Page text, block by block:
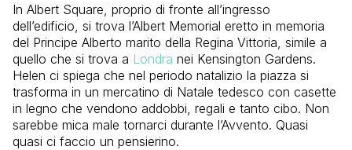
In Albert Square, proprio di fronte all’ingresso
dell’edificio, si trova l’Albert Memorial eretto in memoria
del Principe Alberto marito della Regina Vittoria, simile a
quello che si trova a Londra nei Kensington Gardens.
Helen ci spiega che nel periodo natalizio la piazza si
trasforma in un mercatino di Natale tedesco con casette
in legno che vendono addobbi, regali e tanto cibo. Non
sarebbe mica male tornarci durante l’Avvento. Quasi
quasi ci faccio un pensierino.